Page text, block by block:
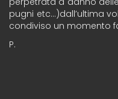
pugni etc…)dall’ultima
condiviso un momento
P.